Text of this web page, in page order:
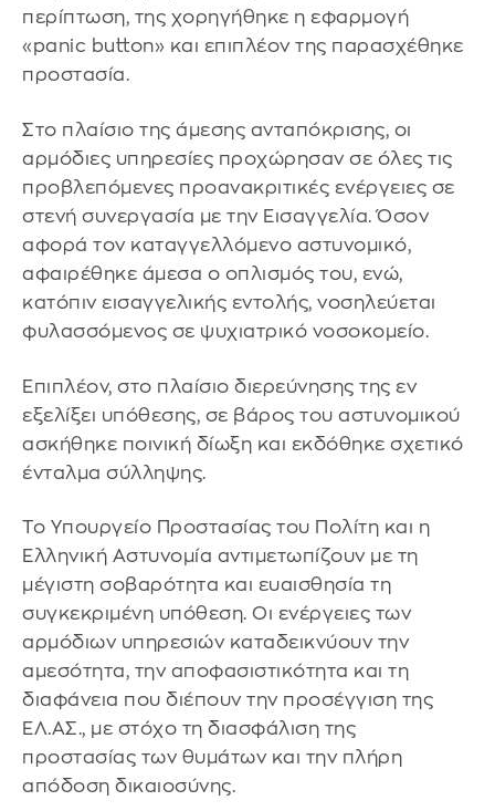
περίπτωση, της χορηγήθηκε η εφαρμογή
«panic button» και επιπλέον της παρασχέθηκε
προστασία.
Στο πλαίσιο της άμεσης ανταπόκρισης, οι
αρμόδιες υπηρεσίες προχώρησαν σε όλες τις
προβλεπόμενες προανακριτικές ενέργειες σε
στενή συνεργασία με την Εισαγγελία. Όσον
αφορά τον καταγγελλόμενο αστυνομικό,
αφαιρέθηκε άμεσα ο οπλισμός του, ενώ,
κατόπιν εισαγγελικής εντολής, νοσηλεύεται
φυλασσόμενος σε ψυχιατρικό νοσοκομείο.
Επιπλέον, στο πλαίσιο διερεύνησης της εν
εξελίξει υπόθεσης, σε βάρος του αστυνομικού
ασκήθηκε ποινική δίωξη και εκδόθηκε σχετικό
ένταλμα σύλληψης.
Το Υπουργείο Προστασίας του Πολίτη και η
Ελληνική Αστυνομία αντιμετωπίζουν με τη
μέγιστη σοβαρότητα και ευαισθησία τη
συγκεκριμένη υπόθεση. Οι ενέργειες των
αρμόδιων υπηρεσιών καταδεικνύουν την
αμεσότητα, την αποφασιστικότητα και τη
διαφάνεια που διέπουν την προσέγγιση της
ΕΛ.ΑΣ., με στόχο τη διασφάλιση της
προστασίας των θυμάτων και την πλήρη
απόδοση δικαιοσύνης.